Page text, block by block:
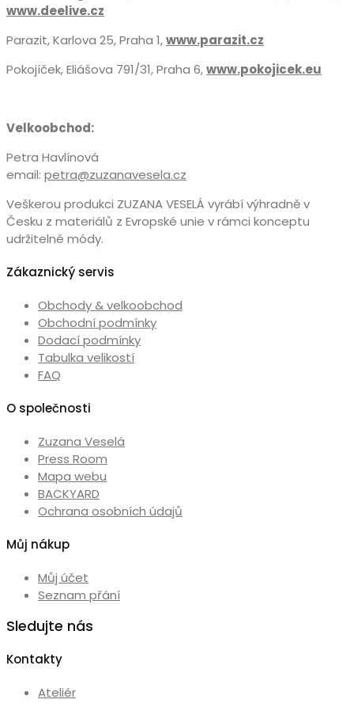
www.deelive.cz
Parazit, Karlova 25, Praha 1,www.parazit.cz
Pokojíček, Eliášova 791/31, Praha 6,www.pokojicek.eu
Velkoobchod:
Petra Havlínová
email: petra@zuzanavesela.cz
Veškerou produkci ZUZANA VESELÁ vyrábí výhradně v
Česku z materiálů z Evropské unie v rámci konceptu
udržitelné módy.
Zákaznický servis
Obchody & velkoobchod
Obchodní podmínky
Dodací podmínky
Tabulka velikostí
FAQ
O společnosti
Zuzana Veselá
Press Room
Mapa webu
BACKYARD
Ochrana osobních údajů
Můj nákup
Můj účet
Seznam přání
Sledujte nás
Kontakty
Ateliér